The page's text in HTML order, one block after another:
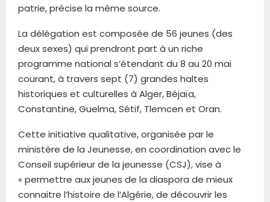
patrie, précise la même source.
La délégation est composée de 56 jeunes (des
deux sexes) qui prendront part à un riche
programme national s’étendant du 8 au 20 mai
courant, à travers sept (7) grandes haltes
historiques et culturelles à Alger, Béjaïa,
Constantine, Guelma, Sétif, Tlemcen et Oran.
Cette initiative qualitative, organisée par le
ministère de la Jeunesse, en coordination avec le
Conseil supérieur de la jeunesse (CSJ), vise à
« permettre aux jeunes de la diaspora de mieux
connaitre l’histoire de l’Algérie, de découvrir les